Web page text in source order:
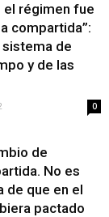
régimen fue
compartida”:
sistema de
y de las
0
de
No es
de que en el
pactado